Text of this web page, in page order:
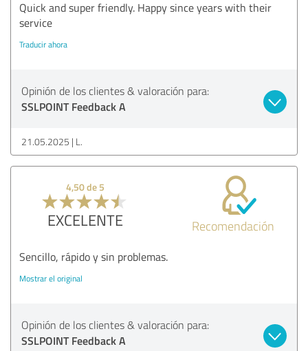
Quick and super friendly. Happy since years with their
service
Traducir ahora
Opinión de los clientes & valoración para:
SSLPOINT Feedback A
21.05.2025 L.
4,50 de 5
EXCELENTE Recomendación
Sencillo, rápido y sin problemas.
Mostrar el original
Opinión de los clientes & valoración para:
SSLPOINT Feedback A